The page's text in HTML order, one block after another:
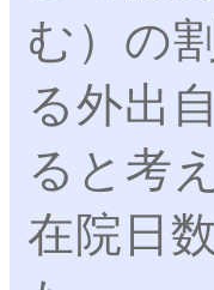
む）の
る外出
ると考
在院日